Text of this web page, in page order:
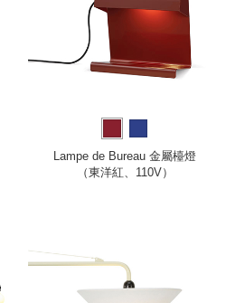
Lampe de Bureau 金屬檯燈
（東洋紅、110V）